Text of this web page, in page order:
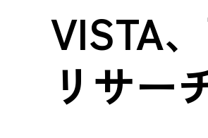
VISTA
リサー